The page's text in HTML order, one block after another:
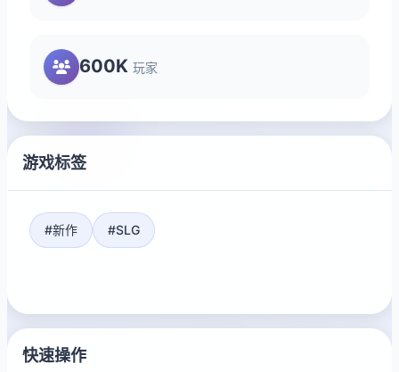
600K 玩家
游戏标签
#新作 #SLG
快速操作